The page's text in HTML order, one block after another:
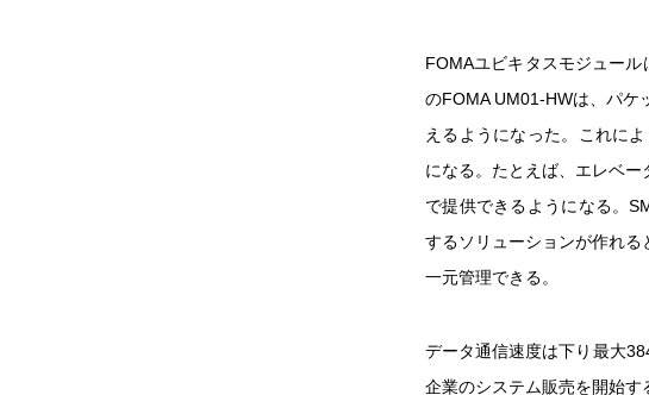
FOMAユビキタスモジュー
のFOMA UM01-HWは、パケ
えるようになった。これに
になる。たとえば、エレベ
で提供できるようになる。
するソリューションが作れ
一元管理できる。
データ通信速度は下り最大
企業のシステム販売を開始